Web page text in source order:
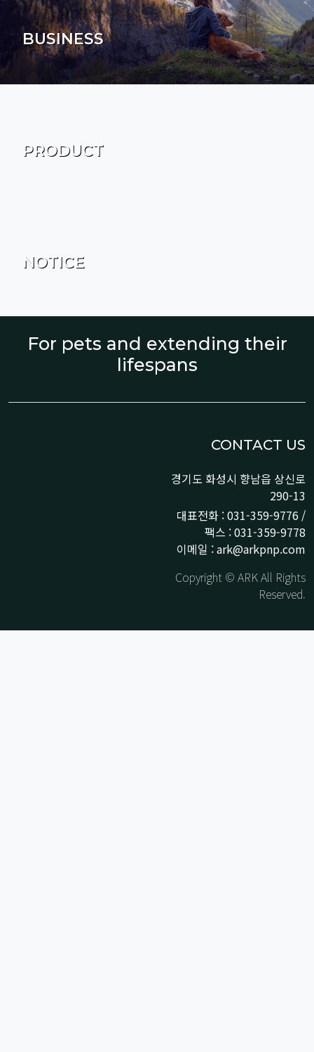
BUSINESS
PRODUCT
NOTICE
For pets and extending their
lifespans
CONTACT US
경기도 화성시 향남읍 상신로
290-13
대표전화 : 031-359-9776 /
팩스 : 031-359-9778
이메일 : ark@arkpnp.com
Copyright © ARK All Rights
Reserved.